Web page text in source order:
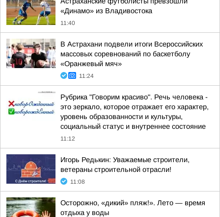
«Динамо» из Владивостока
11:40
В Астрахани подвели итоги Всероссийских
массовых соревнований по баскетболу
«Оранжевый мяч»
11:24
Рубрика "Говорим красиво". Речь человека -
это зеркало, которое отражает его характер,
уровень образованности и культуры,
социальный статус и внутреннее состояние
11:12
Игорь Редькин: Уважаемые строители,
ветераны строительной отрасли!
11:08
Осторожно, «дикий» пляж!». Лето — время
отдыха у воды